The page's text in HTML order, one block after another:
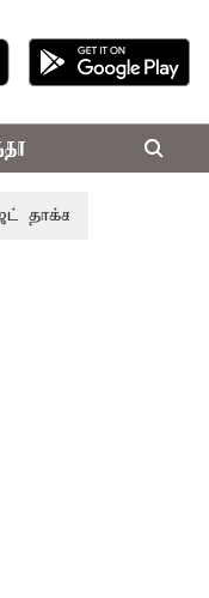
செய்கிறார் முதல்-